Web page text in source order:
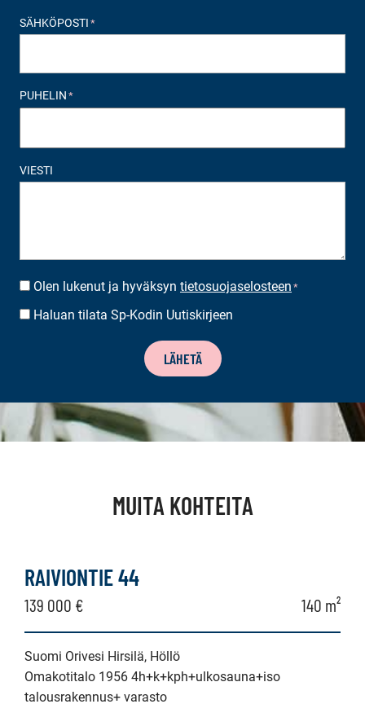
SÄHKÖPOSTI *
PUHELIN *
VIESTI
SUOSTUMUS*
Olen lukenut ja hyväksyn tietosuojaselosteen *
UUTISKIRJEEN
Haluan tilata Sp-Kodin Uutiskirjeen
LÄHETÄ
MUITA KOHTEITA
RAIVIONTIE 44
139 000 € 140 m²
Suomi Orivesi Hirsilä, Höllö
Omakotitalo 1956 4h+k+kph+ulkosauna+iso
talousrakennus+ varasto